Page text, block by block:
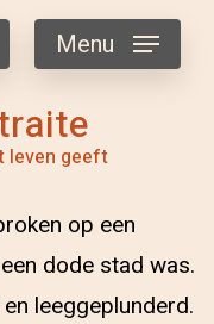
leven geeft
Menu
op een
dode stad was.
leeggeplunderd.